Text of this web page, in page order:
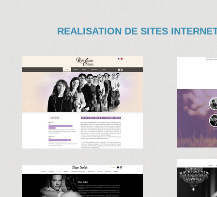
REALISATION DE SITES